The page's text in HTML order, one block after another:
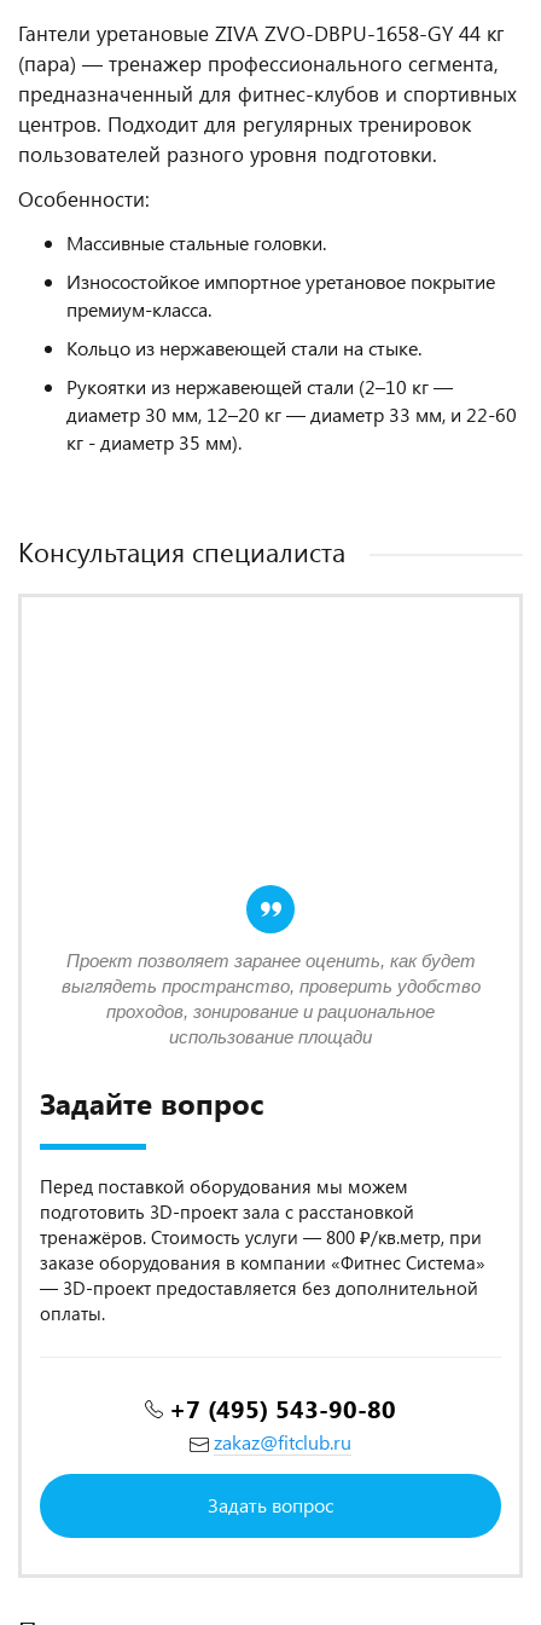
Гантели уретановые ZIVA ZVO-DBPU-1658-GY 44 кг
(пара) — тренажер профессионального сегмента,
предназначенный для фитнес‑клубов и спортивных
центров. Подходит для регулярных тренировок
пользователей разного уровня подготовки.
Особенности:
Массивные стальные головки.
Износостойкое импортное уретановое покрытие
премиум-класса.
Кольцо из нержавеющей стали на стыке.
Рукоятки из нержавеющей стали (2–10 кг —
диаметр 30 мм, 12–20 кг — диаметр 33 мм, и 22-60
кг - диаметр 35 мм).
Консультация специалиста
Задайте вопрос
Перед поставкой оборудования мы можем
подготовить 3D-проект зала с расстановкой
тренажёров. Стоимость услуги — 800 ₽/кв.метр, при
заказе оборудования в компании «Фитнес Система»
— 3D-проект предоставляется без дополнительной
оплаты.
+7 (495) 543-90-80
zakaz@fitclub.ru
Задать вопрос
Проект позволяет заранее оценить, как будет
выглядеть пространство, проверить удобство
проходов, зонирование и рациональное
использование площади